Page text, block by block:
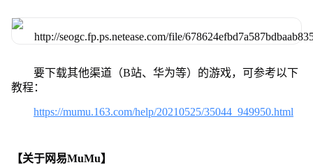
要下载其他渠道（B站、华为等）的游戏，可参考以下
教程：
https://mumu.163.com/help/20210525/35044_949950.html
【关于网易MuMu】